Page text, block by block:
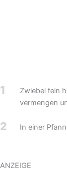
1
Zwiebel fein
vermengen
2 In einer
ANZEIGE